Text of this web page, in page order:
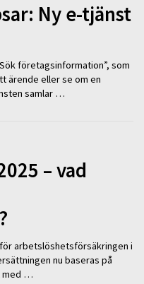
Ny e-tjänst
företagsinformation”, som
ärende eller se om en
samlar …
– vad
arbetslöshetsförsäkringen i
nu baseras på
med …